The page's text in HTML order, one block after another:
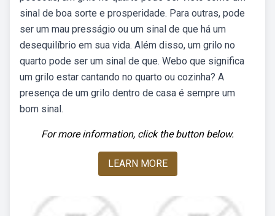
sinal de boa sorte e prosperidade. Para outras, pode
ser um mau presságio ou um sinal de que há um
desequilíbrio em sua vida. Além disso, um grilo no
quarto pode ser um sinal de que. Webo que significa
um grilo estar cantando no quarto ou cozinha? A
presença de um grilo dentro de casa é sempre um
bom sinal.
For more information, click the button below.
LEARN MORE